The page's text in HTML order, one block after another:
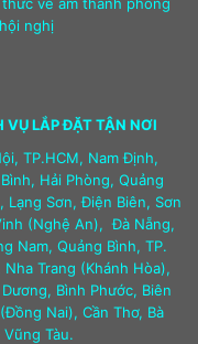
nghị
VỤ LẮP ĐẶT TẬN NƠI
TP.HCM, Nam Định,
Hải Phòng, Quảng
Lạng Sơn, Điện Biên, Sơn
(Nghệ An), Đà Nẵng,
Nam, Quảng Bình, TP.
Nha Trang (Khánh Hòa),
Dương, Bình Phước, Biên
Nai), Cần Thơ, Bà
Vũng Tàu.